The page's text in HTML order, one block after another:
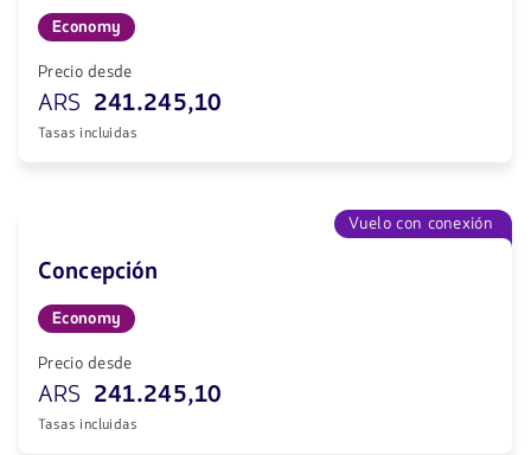
Economy
Precio desde
ARS 241.245,10
Tasas incluidas
Vuelo con conexión
Concepción
Economy
Precio desde
ARS 241.245,10
Tasas incluidas